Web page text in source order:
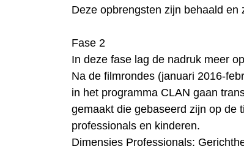
Deze opbrengsten zijn behaald
Fase 2
In deze fase lag de nadruk meer
Na de filmrondes (januari 2016-
in het programma CLAN gaan
gemaakt die gebaseerd zijn op de
professionals en kinderen.
Dimensies Professionals: